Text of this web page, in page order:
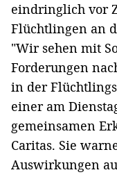
eindringlich vor
Flüchtlingen an
"Wir sehen mit
Forderungen
in der
einer am
gemeinsamen
Caritas. Sie
Auswirkungen